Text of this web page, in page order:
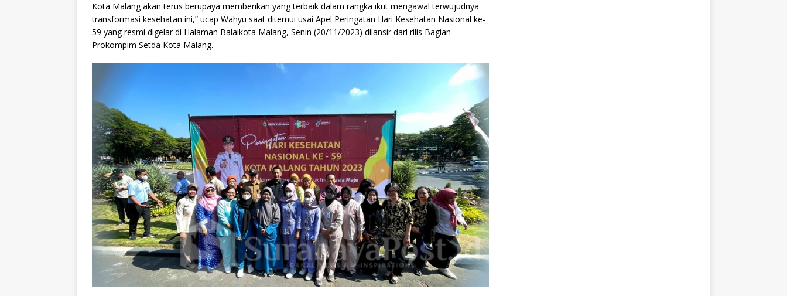
Kota Malang akan terus berupaya memberikan yang terbaik dalam rangka ikut mengawal terwujudnya
transformasi kesehatan ini,” ucap Wahyu saat ditemui usai Apel Peringatan Hari Kesehatan Nasional ke-
59 yang resmi digelar di Halaman Balaikota Malang, Senin (20/11/2023) dilansir dari rilis Bagian
Prokompim Setda Kota Malang.